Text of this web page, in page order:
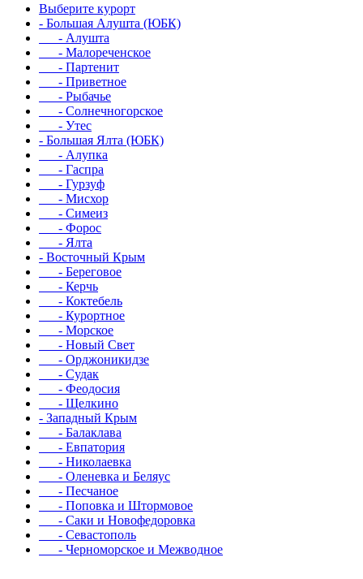
Выберите курорт
- Большая Алушта (ЮБК)
- Алушта
- Малореченское
- Партенит
- Приветное
- Рыбачье
- Солнечногорское
- Утес
- Большая Ялта (ЮБК)
- Алупка
- Гаспра
- Гурзуф
- Мисхор
- Симеиз
- Форос
- Ялта
- Восточный Крым
- Береговое
- Керчь
- Коктебель
- Курортное
- Морское
- Новый Свет
- Орджоникидзе
- Судак
- Феодосия
- Щелкино
- Западный Крым
- Балаклава
- Евпатория
- Николаевка
- Оленевка и Беляус
- Песчаное
- Поповка и Штормовое
- Саки и Новофедоровка
- Севастополь
- Черноморское и Межводное